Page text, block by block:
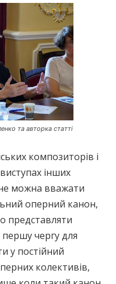
та авторка статті
композиторів і
інших
можна вважати
оперний канон,
представляти
чергу для
у постійний
колективів,